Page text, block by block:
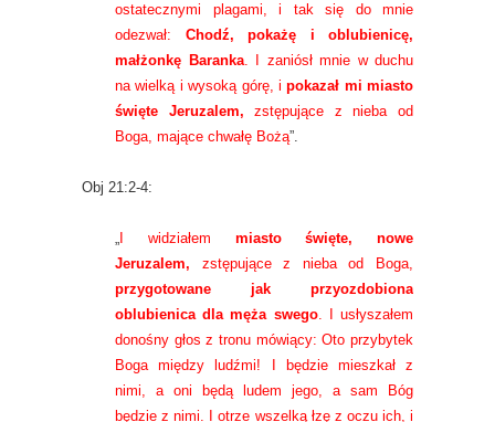
ostatecznymi plagami, i tak się do mnie
odezwał: Chodź, pokażę i oblubienicę,
małżonkę Baranka. I zaniósł mnie w duchu
na wielką i wysoką górę, ipokazał mi miasto
święte Jeruzalem, zstępujące z nieba od
Boga, mające chwałę Bożą”.
Obj 21:2-4:
„ I widziałem miasto święte, nowe
Jeruzalem, zstępujące z nieba od Boga,
przygotowane jak przyozdobiona
oblubienica dla męża swego. I usłyszałem
donośny głos z tronu mówiący: Oto przybytek
Boga między ludźmi! I będzie mieszkał z
nimi, a oni będą ludem jego, a sam Bóg
będzie z nimi. I otrze wszelką łzę z oczu ich, i